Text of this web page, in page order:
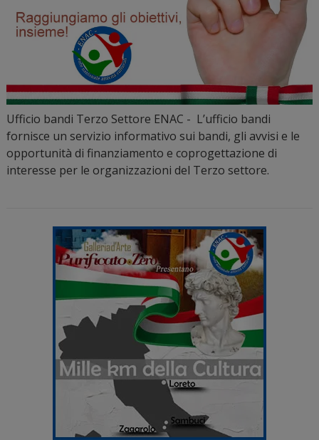
Ufficio bandi Terzo Settore ENAC - L’ufficio bandi
fornisce un servizio informativo sui bandi, gli avvisi e le
opportunità di finanziamento e coprogettazione di
interesse per le organizzazioni del Terzo settore.